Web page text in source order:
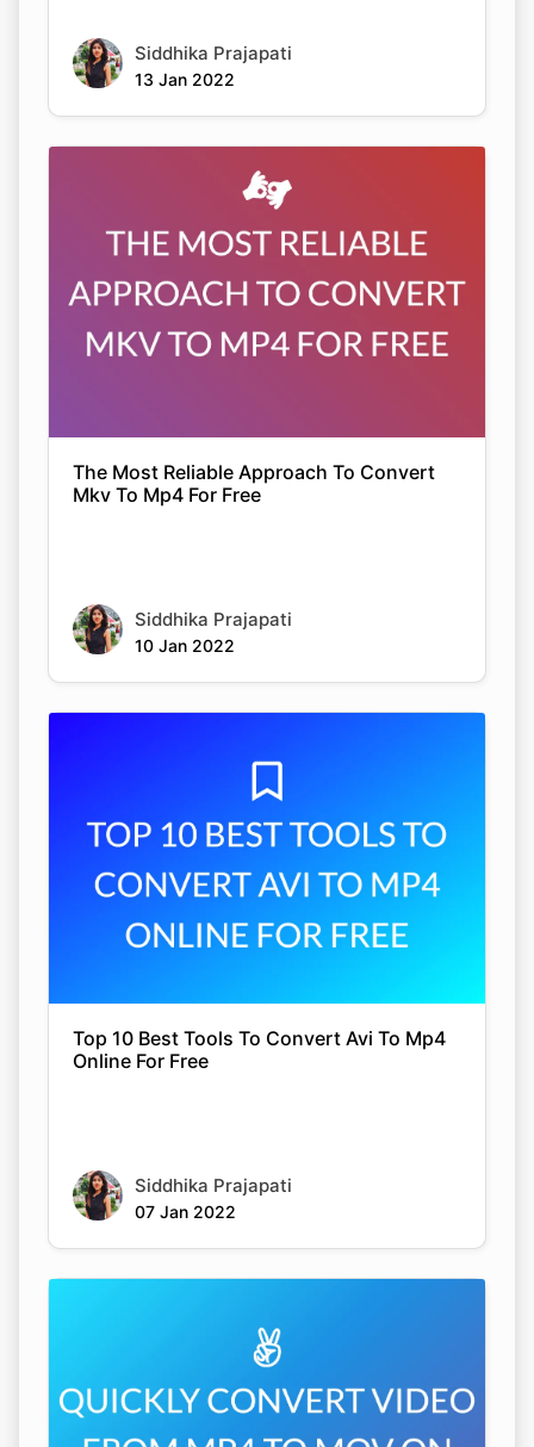
Siddhika Prajapati
13 Jan 2022
The Most Reliable Approach To Convert
Mkv To Mp4 For Free
Siddhika Prajapati
10 Jan 2022
Top 10 Best Tools To Convert Avi To Mp4
Online For Free
Siddhika Prajapati
07 Jan 2022